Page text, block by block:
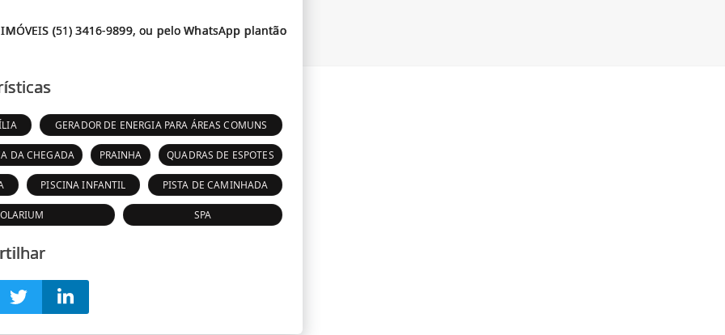
(51) 3416-9899, ou pelo WhatsApp plantão
GERADOR DE ENERGIA PARA ÁREAS COMUNS
DA CHEGADA PRAINHA QUADRAS DE ESPOTES
PISCINA INFANTIL PISTA DE CAMINHADA
SPA